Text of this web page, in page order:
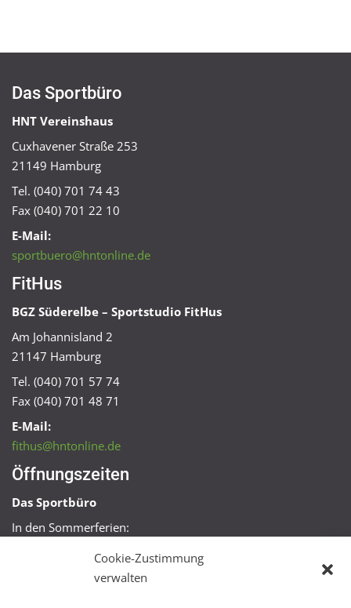
Cookie-Zustimmung
verwalten
Das Sportbüro
HNT Vereinshaus
Cuxhavener Straße 253
21149 Hamburg
Tel. (040) 701 74 43
Fax (040) 701 22 10
E-Mail:
sportbuero@hntonline.de
FitHus
BGZ Süderelbe – Sportstudio FitHus
Am Johannisland 2
21147 Hamburg
Tel. (040) 701 57 74
Fax (040) 701 48 71
E-Mail:
fithus@hntonline.de
Öffnungszeiten
Das Sportbüro
In den Sommerferien:
Mo + Mi 16:00 – 18:00 Uhr